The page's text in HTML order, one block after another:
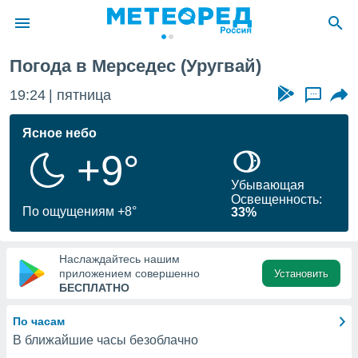
о
Вы можете
к этому
доступ
Погода в Мерседес (Уругвай)
19:24 пятница ...
Ясное небо
+9°
По ощущениям +8°
Убывающая
Освещенность:
33%
Наслаждайтесь нашим
приложением совершенно
БЕСПЛАТНО
Установить
По часам
В ближайшие часы безоблачно